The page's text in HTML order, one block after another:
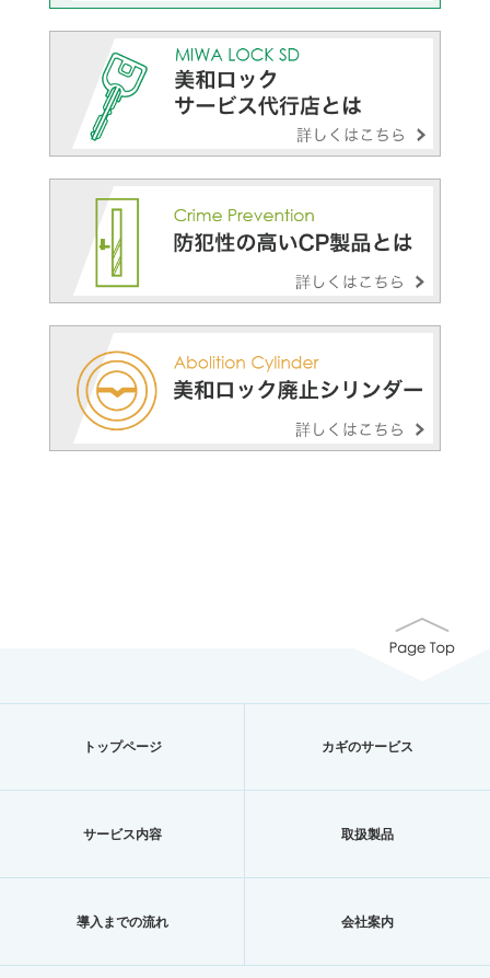
トップページ カギのサービス
サービス内容 取扱製品
導入までの流れ 会社案内